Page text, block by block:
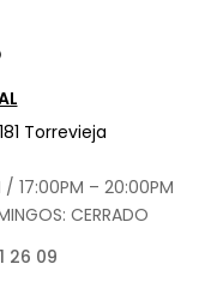
Torrevieja
/ 17:00PM – 20:00PM
CERRADO
26 09